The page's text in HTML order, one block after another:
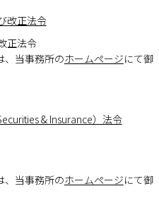
改正法令
正法令
、当事務所のホームページにて御
& Insurance）法令
、当事務所のホームページにて御